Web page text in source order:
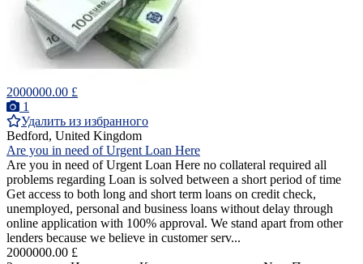
2000000.00 £
1
Удалить из избранного
Bedford, United Kingdom
Are you in need of Urgent Loan Here
Are you in need of Urgent Loan Here no collateral required all
problems regarding Loan is solved between a short period of time
Get access to both long and short term loans on credit check,
unemployed, personal and business loans without delay through
online application with 100% approval. We stand apart from other
lenders because we believe in customer serv...
2000000.00 £